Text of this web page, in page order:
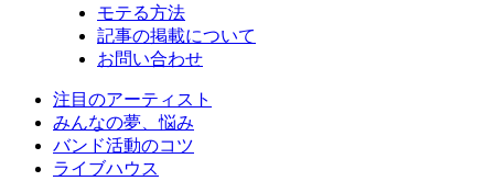
モテる方法
記事の掲載について
お問い合わせ
注目のアーティスト
みんなの夢、悩み
バンド活動のコツ
ライブハウス